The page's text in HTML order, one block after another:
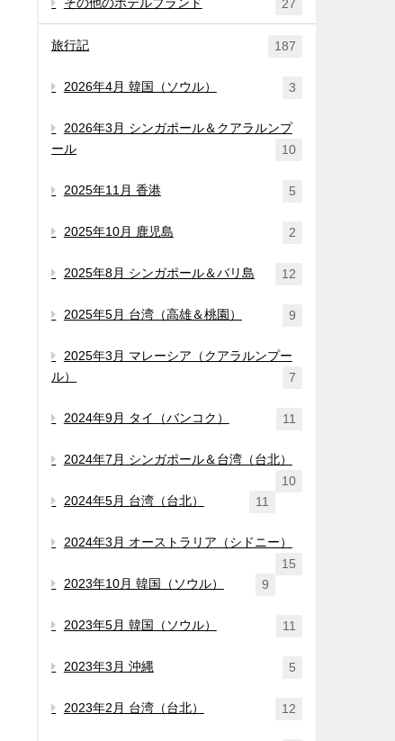
27
旅行記 187
2026年4月 韓国（ソウル） 3
2026年3月 シンガポール＆クアラルンプ
ール
10
2025年11月 香港 5
2025年10月 鹿児島 2
2025年8月 シンガポール＆バリ島 12
2025年5月 台湾（高雄＆桃園） 9
2025年3月 マレーシア（クアラルンプー
ル）
7
2024年9月 タイ（バンコク） 11
2024年7月 シンガポール＆台湾（台北）
10
2024年5月 台湾（台北）
11
2024年3月 オーストラリア（シドニー）
15
2023年10月 韓国（ソウル）
9
2023年5月 韓国（ソウル） 11
2023年3月 沖縄 5
2023年2月 台湾（台北） 12